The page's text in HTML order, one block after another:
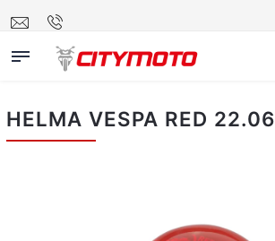
HELMA VESPA RED 22.06